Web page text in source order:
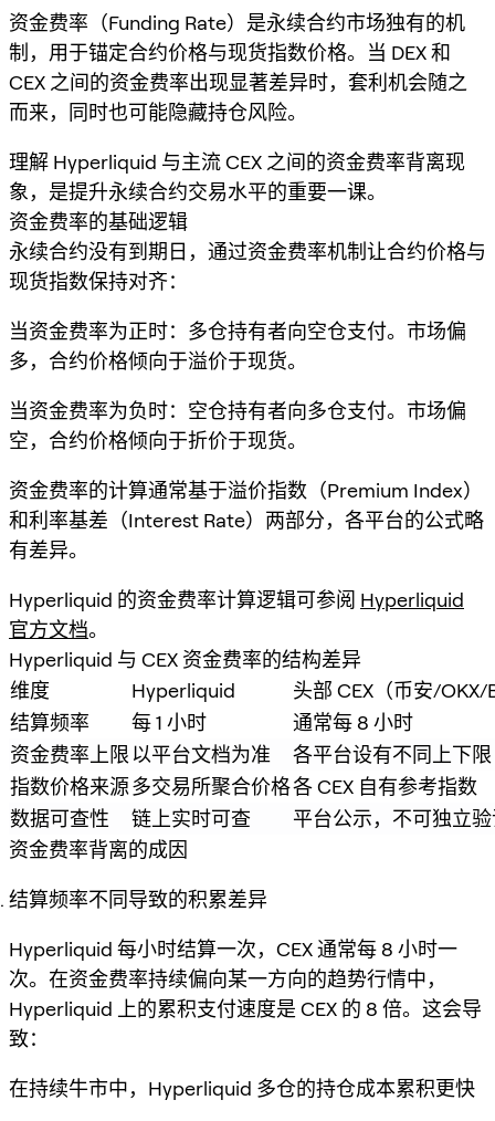
资金费率（Funding Rate）是永续合约市场独有的机
制，用于锚定合约价格与现货指数价格。当 DEX 和
CEX 之间的资金费率出现显著差异时，套利机会随之
而来，同时也可能隐藏持仓风险。
理解 Hyperliquid 与主流 CEX 之间的资金费率背离现
象，是提升永续合约交易水平的重要一课。
资金费率的基础逻辑
永续合约没有到期日，通过资金费率机制让合约价格与
现货指数保持对齐：
当资金费率为正时：多仓持有者向空仓支付。市场偏
多，合约价格倾向于溢价于现货。
当资金费率为负时：空仓持有者向多仓支付。市场偏
空，合约价格倾向于折价于现货。
资金费率的计算通常基于溢价指数（Premium Index）
和利率基差（Interest Rate）两部分，各平台的公式略
有差异。
Hyperliquid 的资金费率计算逻辑可参阅 Hyperliquid
官方文档。
Hyperliquid 与 CEX 资金费率的结构差异
维度
Hyperliquid
头部 CEX（币安/
结算频率
每 1 小时
通常每 8 小时
资金费率上限 以平台文档为准
各平台设有不同上下限
指数价格来源多交易所聚合价格各 CEX 自有参考指数
数据可查性
链上实时可查
平台公示，不可独立
资金费率背离的成因
结算频率不同导致的积累差异
Hyperliquid 每小时结算一次，CEX 通常每 8 小时一
次。在资金费率持续偏向某一方向的趋势行情中，
Hyperliquid 上的累积支付速度是 CEX 的 8 倍。这会导
致：
在持续牛市中，Hyperliquid 多仓的持仓成本累积更快